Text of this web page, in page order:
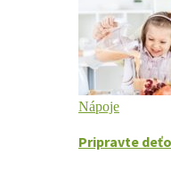
Nápoje
Pripravte